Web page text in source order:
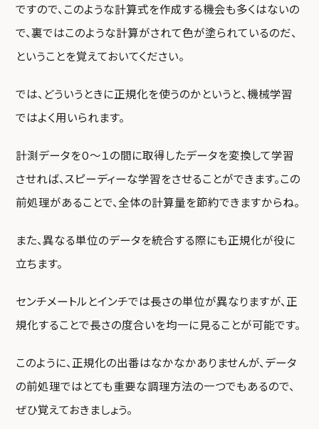
ですので、このような計算式を作成する機会も多くはないの
で、裏ではこのような計算がされて色が塗られているのだ、
ということを覚えておいてください。
では、どういうときに正規化を使うのかというと、機械学習
ではよく用いられます。
計測データを０～１の間に取得したデータを変換して学習
させれば、スピーディーな学習をさせることができます。この
前処理があることで、全体の計算量を節約できますからね。
また、異なる単位のデータを統合する際にも正規化が役に
立ちます。
センチメートルとインチでは長さの単位が異なりますが、正
規化することで長さの度合いを均一に見ることが可能です。
このように、正規化の出番はなかなかありませんが、データ
の前処理ではとても重要な調理方法の一つでもあるので、
ぜひ覚えておきましょう。